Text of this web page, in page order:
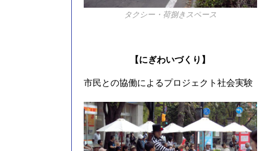
タクシー・荷捌きスペース
【にぎわいづくり】
市民との協働によるプロジェクト社会実験